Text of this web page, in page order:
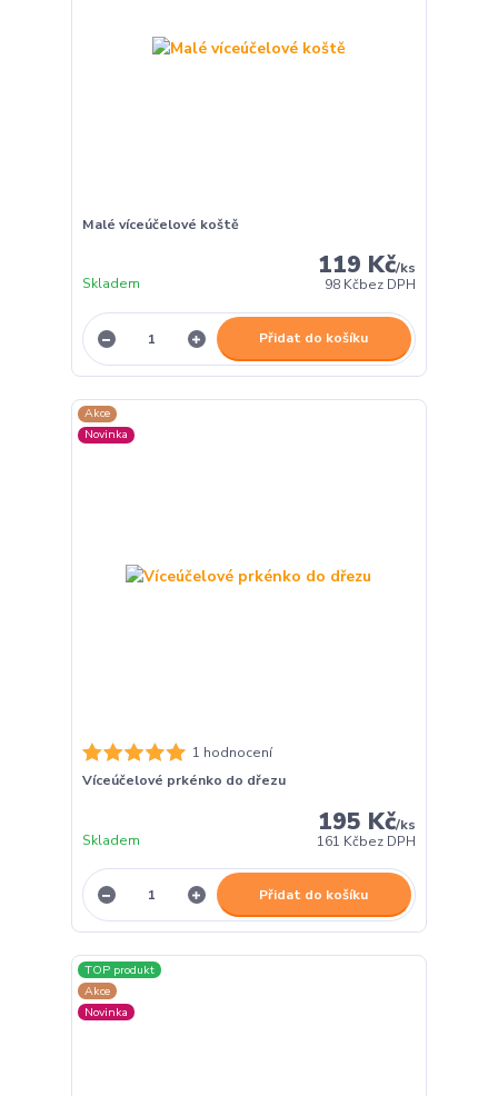
Malé víceúčelové koště
119 Kč/ks
98 Kčbez DPH
Skladem
Přidat do košíku
Akce
Novinka
1 hodnocení
Víceúčelové prkénko do dřezu
195 Kč/ks
161 Kčbez DPH
Skladem
Přidat do košíku
TOP produkt
Akce
Novinka